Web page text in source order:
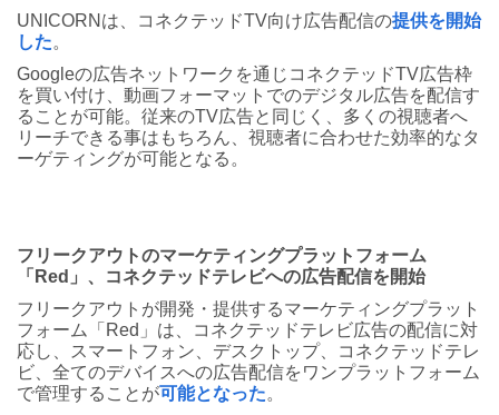
UNICORNは、コネクテッドTV向け広告配信の提供を開始
した。
Googleの広告ネットワークを通じコネクテッドTV広告枠
を買い付け、動画フォーマットでのデジタル広告を配信す
ることが可能。従来のTV広告と同じく、多くの視聴者へ
リーチできる事はもちろん、視聴者に合わせた効率的なタ
ーゲティングが可能となる。
フリークアウトのマーケティングプラットフォーム
「Red」、コネクテッドテレビへの広告配信を開始
フリークアウトが開発・提供するマーケティングプラット
フォーム「Red」は、コネクテッドテレビ広告の配信に対
応し、スマートフォン、デスクトップ、コネクテッドテレ
ビ、全てのデバイスへの広告配信をワンプラットフォーム
で管理することが可能となった。